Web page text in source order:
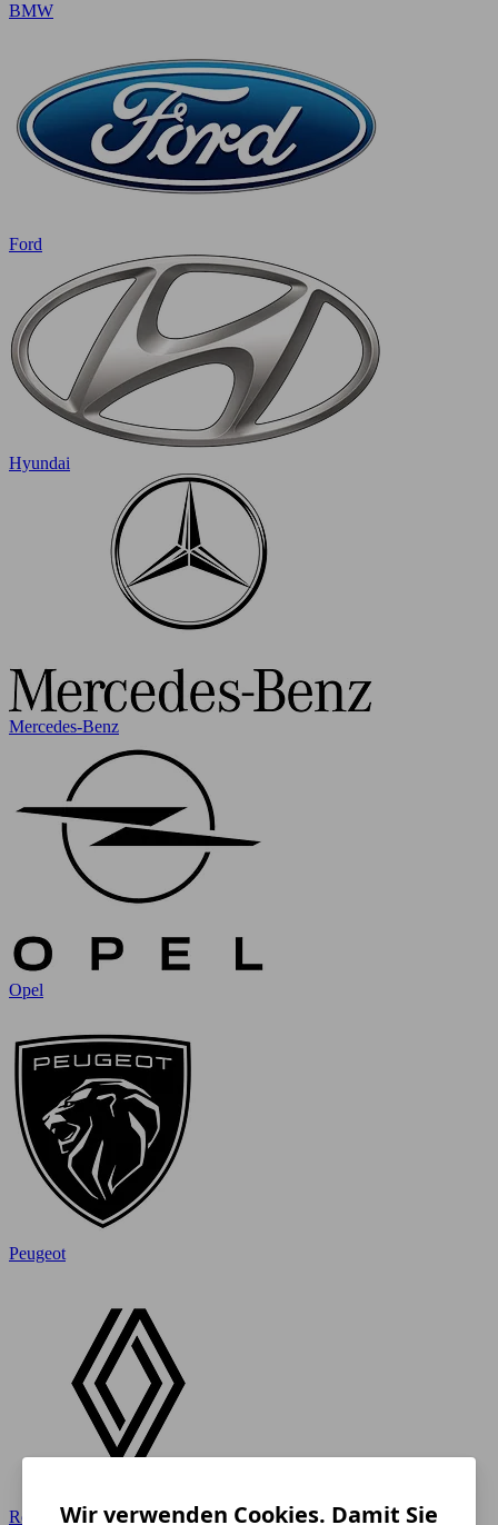
BMW
Ford
Hyundai
Mercedes-Benz
Opel
Peugeot
RenaultWir verwenden Cookies. Damit Sie